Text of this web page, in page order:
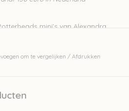
mini’s van Alexandra
om te vergelijken / Afdrukken